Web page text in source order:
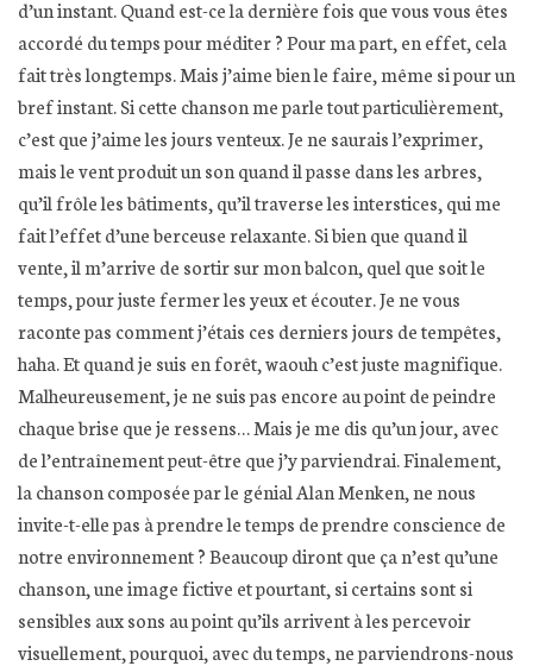
d’un instant. Quand est-ce la dernière fois que vous vous êtes
accordé du temps pour méditer ? Pour ma part, en effet, cela
fait très longtemps. Mais j’aime bien le faire, même si pour un
bref instant. Si cette chanson me parle tout particulièrement,
c’est que j’aime les jours venteux. Je ne saurais l’exprimer,
mais le vent produit un son quand il passe dans les arbres,
qu’il frôle les bâtiments, qu’il traverse les interstices, qui me
fait l’effet d’une berceuse relaxante. Si bien que quand il
vente, il m’arrive de sortir sur mon balcon, quel que soit le
temps, pour juste fermer les yeux et écouter. Je ne vous
raconte pas comment j’étais ces derniers jours de tempêtes,
haha. Et quand je suis en forêt, waouh c’est juste magnifique.
Malheureusement, je ne suis pas encore au point de peindre
chaque brise que je ressens… Mais je me dis qu’un jour, avec
de l’entraînement peut-être que j’y parviendrai. Finalement,
la chanson composée par le génial Alan Menken, ne nous
invite-t-elle pas à prendre le temps de prendre conscience de
notre environnement ? Beaucoup diront que ça n’est qu’une
chanson, une image fictive et pourtant, si certains sont si
sensibles aux sons au point qu’ils arrivent à les percevoir
visuellement, pourquoi, avec du temps, ne parviendrons-nous